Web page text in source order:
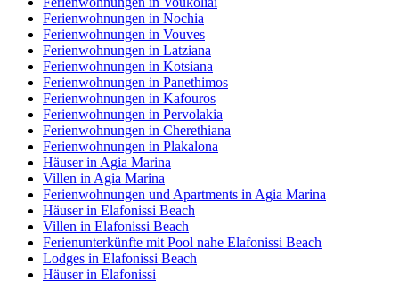
Ferienwohnungen in Nochia
Ferienwohnungen in Vouves
Ferienwohnungen in Latziana
Ferienwohnungen in Kotsiana
Ferienwohnungen in Panethimos
Ferienwohnungen in Kafouros
Ferienwohnungen in Pervolakia
Ferienwohnungen in Cherethiana
Ferienwohnungen in Plakalona
Häuser in Agia Marina
Villen in Agia Marina
Ferienwohnungen und Apartments in Agia Marina
Häuser in Elafonissi Beach
Villen in Elafonissi Beach
Ferienunterkünfte mit Pool nahe Elafonissi Beach
Lodges in Elafonissi Beach
Häuser in Elafonissi